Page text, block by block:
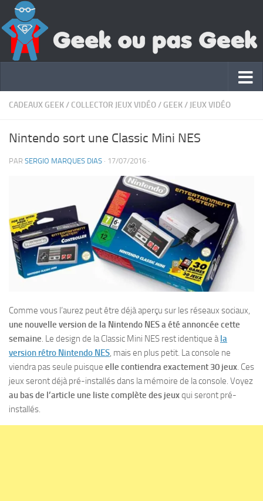
CADEAUX GEEK/ COLLECTOR JEUX VIDÉO/ GEEK/ JEUX VIDÉO
Nintendo sort une Classic Mini NES
PAR SERGIO MARQUES DIAS · 17/07/2016 ·
Comme vous l’aurez peut être déjà aperçu sur les réseaux sociaux,
une nouvelle version de la Nintendo NES a été annoncée cette
semaine. Le design de la Classic Mini NES rest identique àla
version rétro Nintendo NES, mais en plus petit. La console ne
viendra pas seule puisque elle contiendra exactement 30 jeux. Ces
jeux seront déjà pré-installés dans la mémoire de la console. Voyez
au bas de l’article une liste complète des jeuxqui seront pré-
installés.